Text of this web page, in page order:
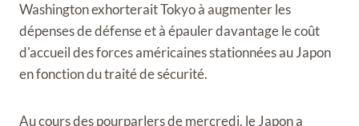
Washington exhorterait Tokyo à augmenter les
dépenses de défense et à épauler davantage le coût
d'accueil des forces américaines stationnées au Japon
en fonction du traité de sécurité.
Au cours des pourparlers de mercredi, le Japon a